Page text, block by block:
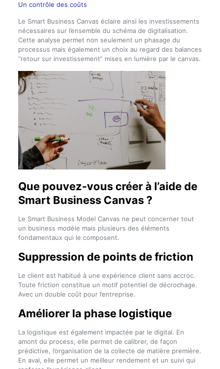
Un contrôle des coûts
Le Smart Business Canvas éclaire ainsi les investissements
nécessaires sur l’ensemble du schéma de digitalisation.
Cette analyse permet non seulement un phasage du
processus mais également un choix au regard des balances
“retour sur investissement” mises en lumière par le canvas.
Que pouvez-vous créer à l’aide de
Smart Business Canvas ?
Le Smart Business Model Canvas ne peut concerner tout
un business modèle mais plusieurs des éléments
fondamentaux qui le composent.
Suppression de points de friction
Le client est habitué à une expérience client sans accroc.
Toute friction constitue un motif potentiel de décrochage.
Avec un double coût pour l’entreprise.
Améliorer la phase logistique
La logistique est également impactée par le digital. En
amont du process, elle permet de calibrer, de façon
prédictive, l’organisation de la collecte de matière première.
En aval, elle permet un meilleur rendement et un suivi qui